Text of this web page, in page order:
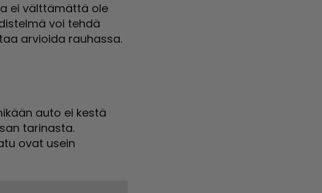
ei välttämättä ole
voi tehdä
arvioida rauhassa.
auto ei kestä
tarinasta.
ovat usein